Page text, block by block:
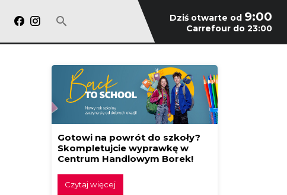
Dziś otwarte od 9:00
Carrefour do 23:00
Gotowi na powrót do szkoły?
Skompletujcie wyprawkę w
Centrum Handlowym Borek!
Czytaj więcej